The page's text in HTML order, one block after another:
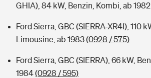
GHIA), 84 kW, Benzin, Kombi, ab 1982
Ford Sierra, GBC (SIERRA-XR4I), 110
Limousine, ab 1983(0928 / 575)
Ford Sierra, GBC (SIERRA), 66 kW,
1984(0928 / 595)